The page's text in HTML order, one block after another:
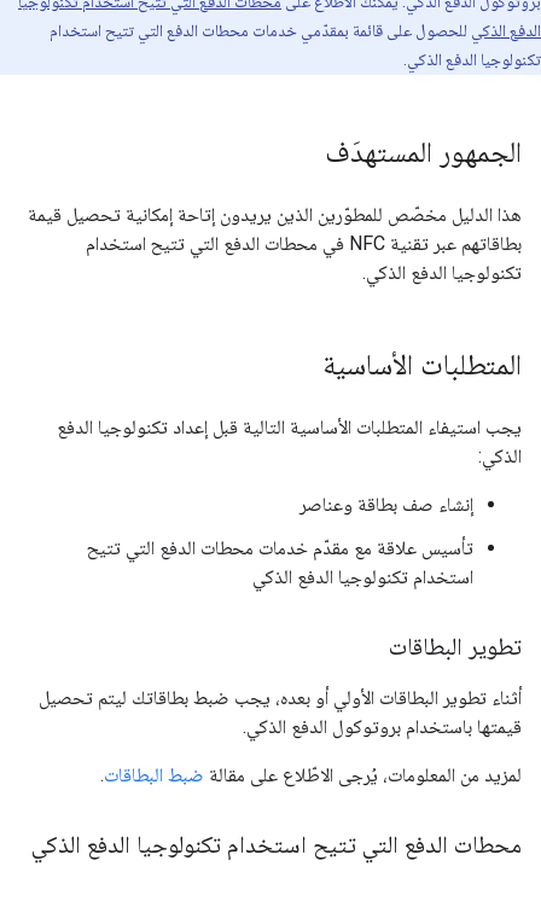
الدفع الذكي
للحصول على قائمة بمقدّمي خدمات محطات الدفع التي تتيح استخدام
تكنولوجيا الدفع الذكي.
الجمهور المستهدَف
هذا الدليل مخصّص للمطوّرين الذين يريدون إتاحة إمكانية تحصيل قيمة
بطاقاتهم عبر تقنية NFC في محطات الدفع التي تتيح استخدام
تكنولوجيا الدفع الذكي.
المتطلبات الأساسية
يجب استيفاء المتطلبات الأساسية التالية قبل إعداد تكنولوجيا الدفع
الذكي:
إنشاء صف بطاقة وعناصر
تأسيس علاقة مع مقدّم خدمات محطات الدفع التي تتيح
استخدام تكنولوجيا الدفع الذكي
تطوير البطاقات
أثناء تطوير البطاقات الأولي أو بعده، يجب ضبط بطاقاتك ليتم تحصيل
قيمتها باستخدام بروتوكول الدفع الذكي.
لمزيد من المعلومات، يُرجى الاطّلاع على مقالة ضبط البطاقات.
محطات الدفع التي تتيح استخدام تكنولوجيا الدفع الذكي